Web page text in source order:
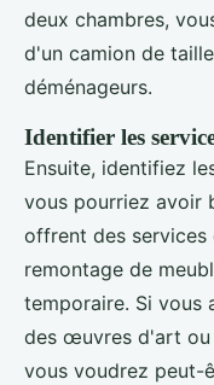
deux chambres,
d'un camion de
déménageurs.
Identifier les
Ensuite, identifiez
vous pourriez avoir
offrent des services
remontage de
temporaire. Si vous
des œuvres d'art ou
vous voudrez peut-